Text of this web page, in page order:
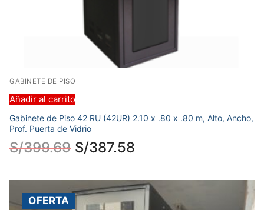
GABINETE DE PISO
Añadir al carrito
Gabinete de Piso 42 RU (42UR) 2.10 x .80 x .80 m, Alto, Ancho,
Prof. Puerta de Vidrio
S/399.69 S/387.58
OFERTA